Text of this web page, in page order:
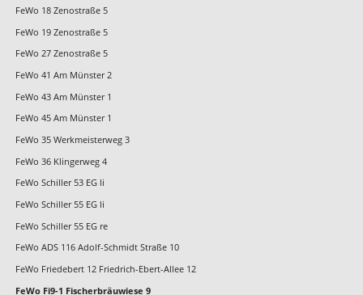
FeWo 18 Zenostraße 5
FeWo 19 Zenostraße 5
FeWo 27 Zenostraße 5
FeWo 41 Am Münster 2
FeWo 43 Am Münster 1
FeWo 45 Am Münster 1
FeWo 35 Werkmeisterweg 3
FeWo 36 Klingerweg 4
FeWo Schiller 53 EG li
FeWo Schiller 55 EG li
FeWo Schiller 55 EG re
FeWo ADS 116 Adolf-Schmidt Straße 10
FeWo Friedebert 12 Friedrich-Ebert-Allee 12
FeWo Fi9-1 Fischerbräuwiese 9